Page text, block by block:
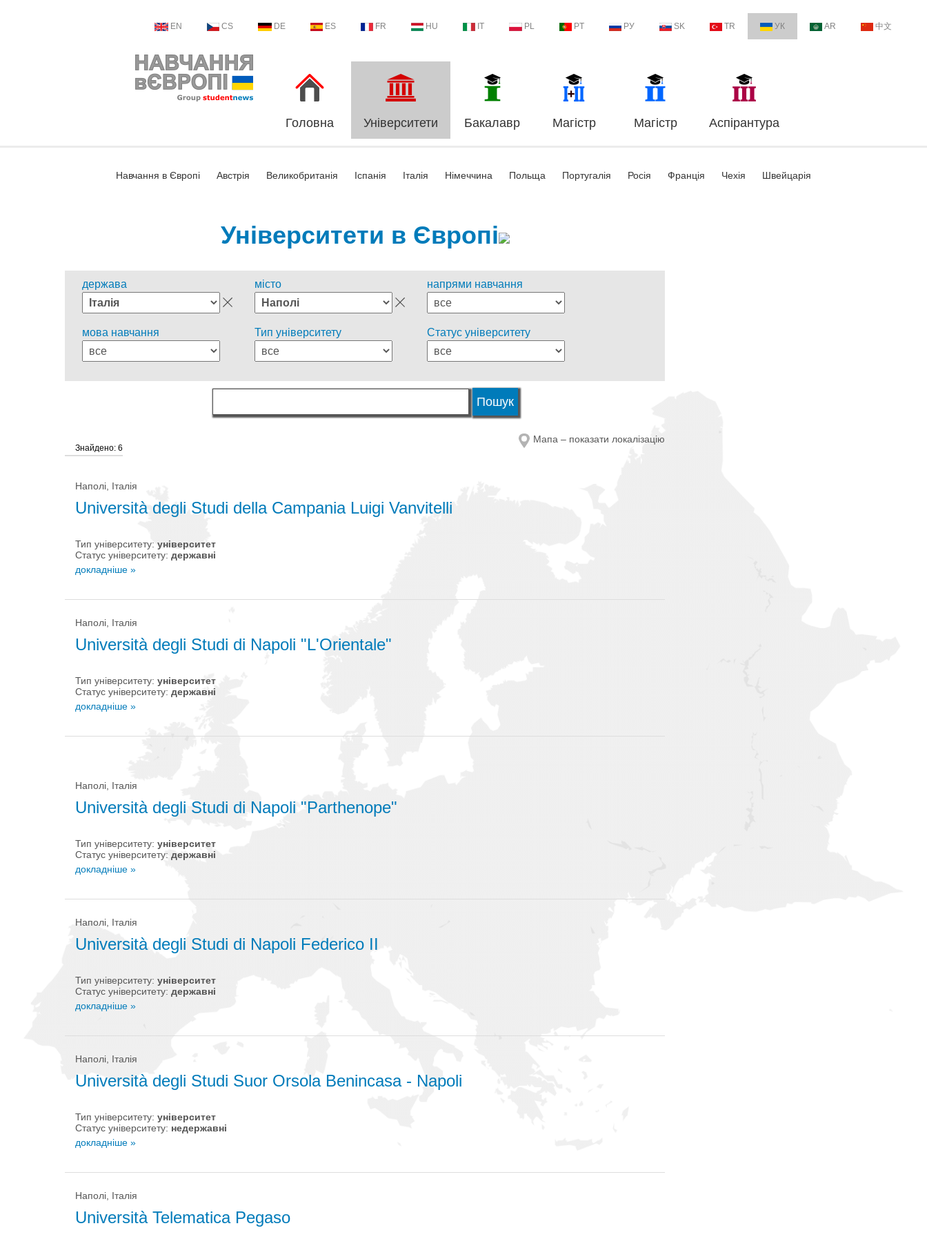
EN CS DE ES FR HU IT PL PT РУ SK TR УК AR 中文
Головна Університети Бакалавр Магістр Магістр Аспірантура
Навчання в Європі Австрія Великобританія Іспанія Італія Німеччина Польща Португалія Росія Франція Чехія Швейцарія
Університети в Європі
держава місто напрями навчання
мова навчання Тип університету Статус університету
Знайдено: 6
Мапа – показати локалізацію
Наполі, Італія
Università degli Studi della Campania Luigi Vanvitelli
Тип університету: університет
Статус університету: державні
докладніше »
Наполі, Італія
Università degli Studi di Napoli "L'Orientale"
Тип університету: університет
Статус університету: державні
докладніше »
Наполі, Італія
Università degli Studi di Napoli "Parthenope"
Тип університету: університет
Статус університету: державні
докладніше »
Наполі, Італія
Università degli Studi di Napoli Federico II
Тип університету: університет
Статус університету: державні
докладніше »
Наполі, Італія
Università degli Studi Suor Orsola Benincasa - Napoli
Тип університету: університет
Статус університету: недержавні
докладніше »
Наполі, Італія
Università Telematica Pegaso